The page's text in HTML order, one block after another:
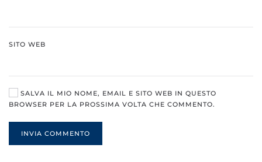
SITO WEB
SALVA IL MIO NOME, EMAIL E SITO WEB IN QUESTO
BROWSER PER LA PROSSIMA VOLTA CHE COMMENTO.
INVIA COMMENTO